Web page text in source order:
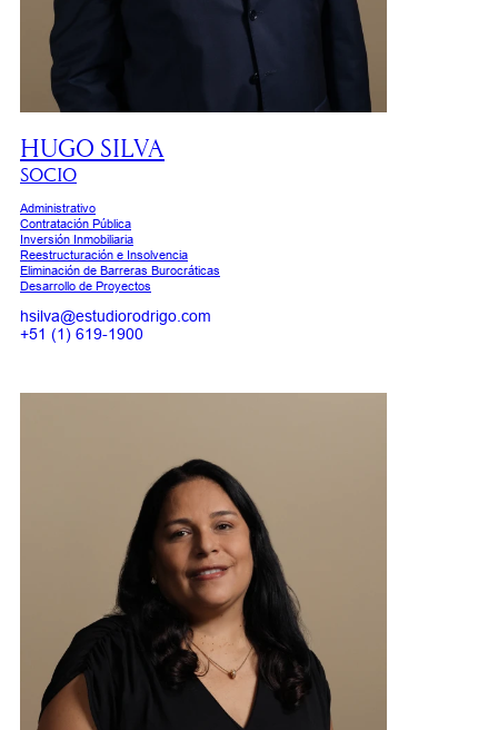
HUGO SILVA
SOCIO
Administrativo
Contratación Pública
Inversión Inmobiliaria
Reestructuración e Insolvencia
Eliminación de Barreras Burocráticas
Desarrollo de Proyectos
hsilva@estudiorodrigo.com
+51 (1) 619-1900